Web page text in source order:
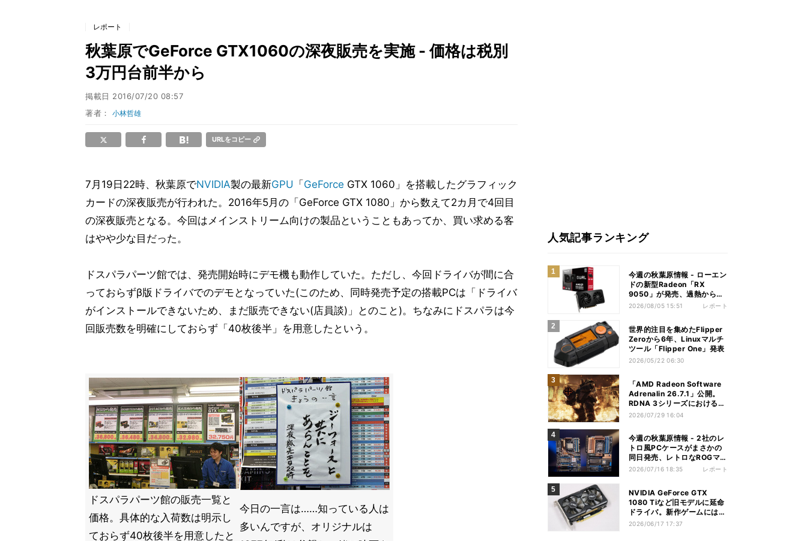
レポート
秋葉原でGeForce GTX1060の深夜販売を実施 - 価格は税別
3万円台前半から
掲載日 2016/07/20 08:57
著者：小林哲雄
URLをコピー
7月19日22時、秋葉原でNVIDIA製の最新GPU 「 GeForce GTX 1060」を搭載したグラフィック
カードの深夜販売が行われた。2016年5月の「GeForce GTX 1080」から数えて2カ月で4回目
の深夜販売となる。今回はメインストリーム向けの製品ということもあってか、買い求める客
はやや少な目だった。
ドスパラパーツ館では、発売開始時にデモ機も動作していた。ただし、今回ドライバが間に合
っておらずβ版ドライバでのデモとなっていた(このため、同時発売予定の搭載PCは「ドライバ
がインストールできないため、まだ販売できない(店員談)」とのこと)。ちなみにドスパラは今
回販売数を明確にしておらず「40枚後半」を用意したという。
ドスパラパーツ館の販売一覧と
価格。具体的な入荷数は明示し
ておらず40枚後半を用意したと
今日の一言は……知っている人は
多いんですが、オリジナルは
人気記事ランキング
今週の秋葉原情報 - ローエン
ドの新型Radeon「RX
9050」が発売、過熱から守
れる電源ケーブルも
2026/08/05 15:51 レポート
世界的注目を集めたFlipper
Zeroから6年、Linuxマルチ
ツール「Flipper One」発表
2026/05/22 06:30
「AMD Radeon Software
Adrenalin 26.7.1」公開。
RDNA 3シリーズにおける不
具合多数解消
2026/07/29 16:04
今週の秋葉原情報 - 2社のレ
トロ風PCケースがまさかの
同日発売、レトロなROGマザ
ーも登場
2026/07/16 18:35 レポート
NVIDIA GeForce GTX
1080 Tiなど旧モデルに延命
ドライバ。新作ゲームには非
対応
2026/06/17 17:37